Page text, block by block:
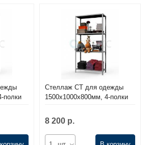
полки
Стеллаж СТ для одежды
1500х1000х800мм, 4-полки
8 200 р.